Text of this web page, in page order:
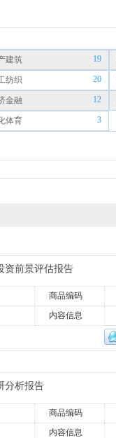
建筑 19
纺织 20
金融 12
体育 3
资前景评估报告
商品编码
内容信息
分析报告
商品编码
内容信息